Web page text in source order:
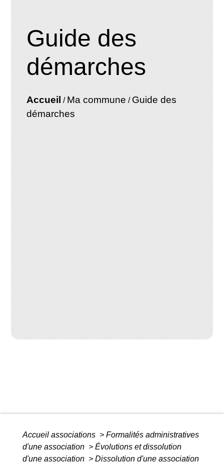
Guide des
démarches
Accueil / Ma commune / Guide des
démarches
Accueil associations > Formalités administratives
d'une association > Évolutions et dissolution
d'une association > Dissolution d'une association